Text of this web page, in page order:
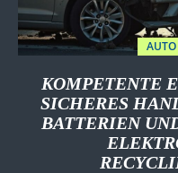
KOMPETENTE
SICHERES
BATTERIEN